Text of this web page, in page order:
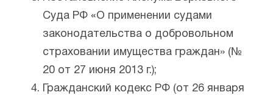
Суда РФ «О применении судами
законодательства о добровольном
страховании имущества граждан» (№
20 от 27 июня 2013 г.);
Гражданский кодекс РФ (от 26 января